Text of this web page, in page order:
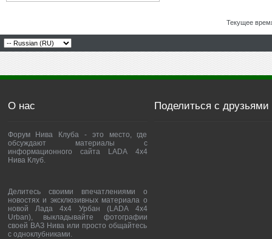
Текущее
О нас
Форум Нива Клуба - это место, где
обсуждают материалы с
информационного сайта LADA 4x4
Нива Клуб.
Делитесь своими впечатлениями о
новостях и эксклюзивных материала о
новой Лада 4х4 Урбан (LADA 4x4
Urban), выкладывайте фотографии
своей ВАЗ Нива или просто общайтесь
с одноклубниками.
Поделиться с друзьями